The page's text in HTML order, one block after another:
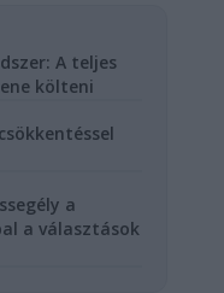
A teljes
költeni
a
a választások